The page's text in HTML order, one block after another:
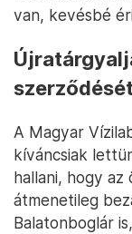
van, kevésbé
szerződését
A Magyar
kíváncsiak
hallani, hogy
átmenetileg
Balatonboglár